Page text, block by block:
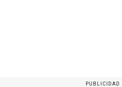
PUBLICIDAD